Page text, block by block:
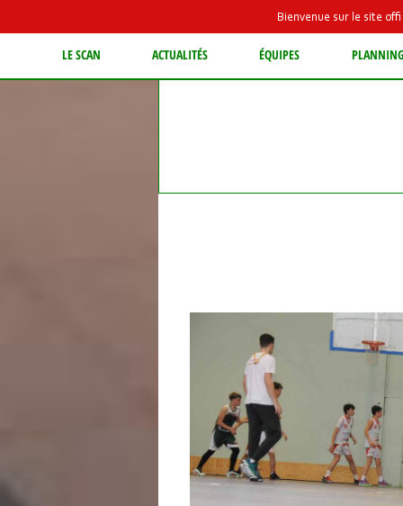
Bienvenue sur le site
LE SCAN ACTUALITÉS ÉQUIPES